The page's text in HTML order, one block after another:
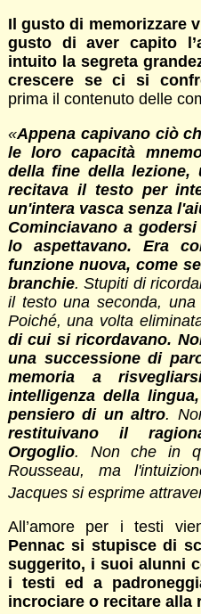
Il gusto di memorizzare
gusto di aver capito
intuito la segreta
crescere se ci si
prima il contenuto delle
«Appena capivano ciò
le loro capacità
della fine della
recitava il testo per
un'intera vasca senza
Cominciavano a
lo aspettavano. Era
funzione nuova, come
branchie. Stupiti di
il testo una seconda,
Poiché, una volta
di cui si ricordavano.
una successione di
memoria a
intelligenza della
pensiero di un altro.
restituivano il
Orgoglio. Non che in
Rousseau, ma
Jacques si esprime
All’amore per i testi
Pennac si stupisce di
suggerito, i suoi alunni
i testi ed a
incrociare o recitare alla